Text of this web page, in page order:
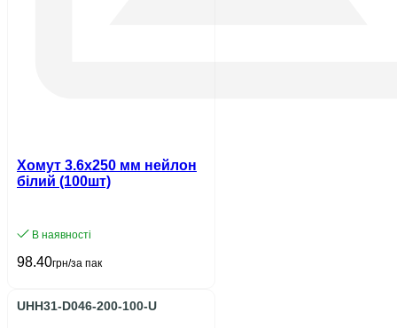
Хомут 3.6х250 мм нейлон
білий (100шт)
В наявності
98.40грн/за пак
UHH31-D046-200-100-U